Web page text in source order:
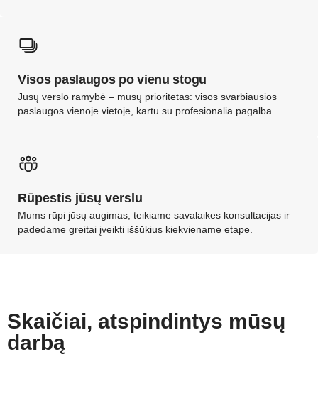
Visos paslaugos po vienu stogu
Jūsų verslo ramybė – mūsų prioritetas: visos svarbiausios
paslaugos vienoje vietoje, kartu su profesionalia pagalba.
Rūpestis jūsų verslu
Mums rūpi jūsų augimas, teikiame savalaikes konsultacijas ir
padedame greitai įveikti iššūkius kiekviename etape.
Skaičiai, atspindintys mūsų
darbą